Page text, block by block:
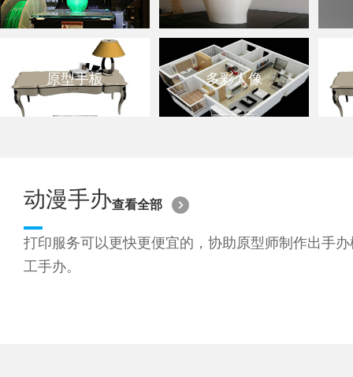
原型手板 多彩人像
动漫手办查看全部
打印服务可以更快更便宜的，协助原型师制作出手
工手办。